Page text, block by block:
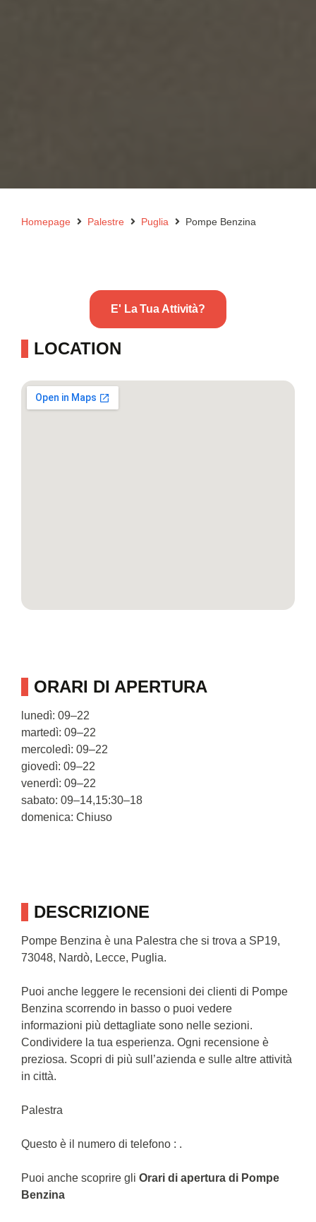
Homepage Palestre Puglia Pompe Benzina
DESCRIZIONE
Pompe Benzina è una Palestra che si trova a SP19,
73048, Nardò, Lecce, Puglia.
Puoi anche leggere le recensioni dei clienti di Pompe
Benzina scorrendo in basso o puoi vedere
informazioni più dettagliate sono nelle sezioni.
Condividere la tua esperienza. Ogni recensione è
preziosa. Scopri di più sull’azienda e sulle altre attività
in città.
Palestra
Questo è il numero di telefono : .
Puoi anche scoprire gli Orari di apertura di Pompe
Benzina
E' La Tua Attività?
LOCATION
ORARI DI APERTURA
lunedì: 09–22
martedì: 09–22
mercoledì: 09–22
giovedì: 09–22
venerdì: 09–22
sabato: 09–14,15:30–18
domenica: Chiuso